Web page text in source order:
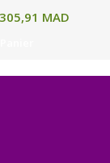
305,91 MAD